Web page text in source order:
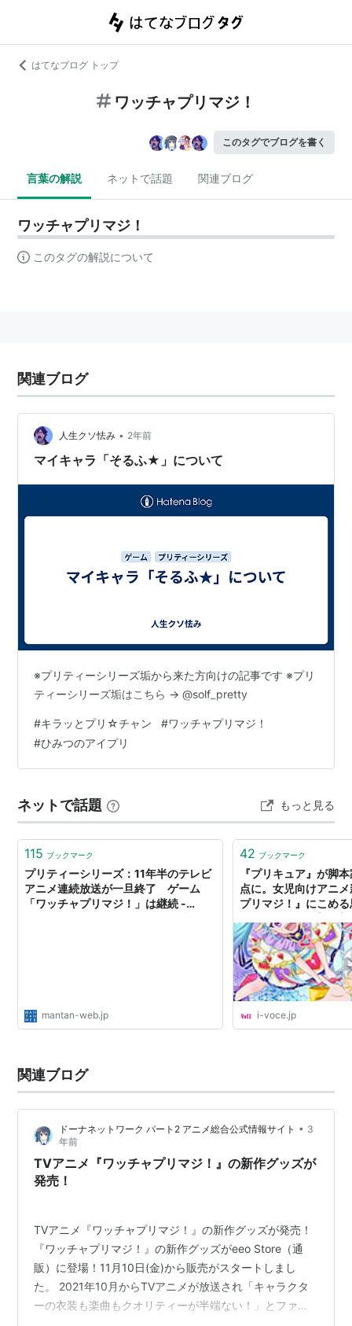
はてなブログ トップ
ワッチャプリマジ！
このタグでブログを書く
言葉の解説 ネットで話題 関連ブログ
ワッチャプリマジ！
このタグの解説について
関連ブログ
人生クソ怯み • 2年前
マイキャラ「そるふ★」について
※プリティーシリーズ垢から来た方向けの記事です ※プリ
ティーシリーズ垢はこちら -> @solf_pretty
#キラッとプリ☆チャン #ワッチャプリマジ！
#ひみつのアイプリ
ネットで話題 もっと見る
115 ブックマーク
プリティーシリーズ：11年半のテレビ
アニメ連続放送が一旦終了 ゲーム
「ワッチャプリマジ！」は継続 -
mantan-web.jp
42 ブックマーク
『プリキュア』が脚
点に。女児向けアニ
プリマジ！』にこめ
VOCE（ヴォーチェ）
i-voce.jp
関連ブログ
ドーナネットワーク パート2 アニメ総合公式情報サイト • 3
年前
TVアニメ『ワッチャプリマジ！』の新作グッズが
発売！
TVアニメ『ワッチャプリマジ！』の新作グッズが発売！
『ワッチャプリマジ！』の新作グッズがeeo Store（通
販）に登場！11月10日(金)から販売がスタートしまし
た。 2021年10月からTVアニメが放送され「キャラクタ
ーの衣装も楽曲もクオリティーが半端ない！」とファン